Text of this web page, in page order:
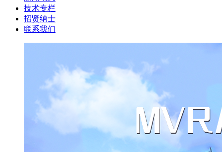
技术专栏
招贤纳士
联系我们